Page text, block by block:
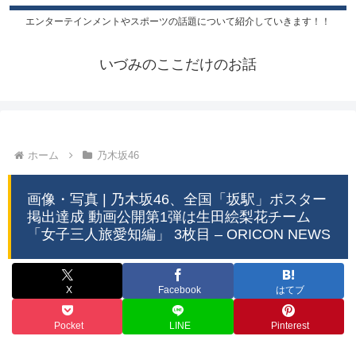
エンターテインメントやスポーツの話題について紹介していきます！！
いづみのここだけのお話
ホーム 乃木坂46
画像・写真 | 乃木坂46、全国「坂駅」ポスター
掲出達成 動画公開第1弾は生田絵梨花チーム
「女子三人旅愛知編」 3枚目 – ORICON NEWS
X Facebook はてブ
Pocket LINE Pinterest